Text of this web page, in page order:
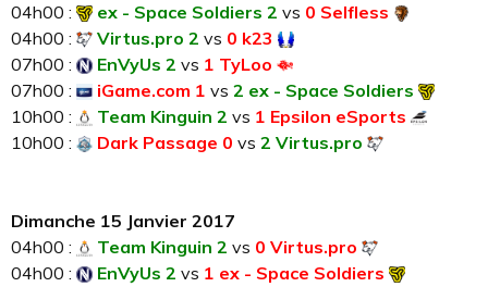
04h00 :
ex - Space Soldiers 2 vs 0 Selfless
04h00 :
Virtus.pro 2 vs 0 k23
07h00 :
EnVyUs 2 vs 1 TyLoo
07h00 :
iGame.com 1 vs 2 ex - Space Soldiers
10h00 :
Team Kinguin 2 vs 1 Epsilon eSports
10h00 :
Dark Passage 0 vs 2 Virtus.pro
Dimanche 15 Janvier 2017
04h00 :
Team Kinguin 2 vs 0 Virtus.pro
04h00 :
EnVyUs 2 vs 1 ex - Space Soldiers